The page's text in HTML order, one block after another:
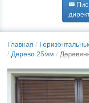
Главная
Дерево 25мм